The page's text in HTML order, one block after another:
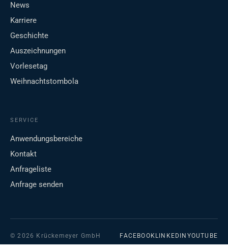
News
Karriere
Geschichte
Auszeichnungen
Vorlesetag
Weihnachtstombola
SERVICE
Anwendungsbereiche
Kontakt
Anfrageliste
Anfrage senden
© 2026 Krückemeyer GmbH FACEBOOK LINKEDIN YOUTUBE